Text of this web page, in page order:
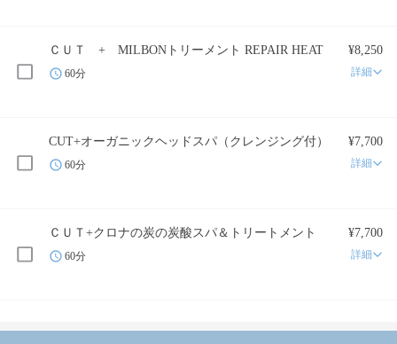
ＣＵＴ + MILBONトリーメント REPAIR HEAT ¥8,250
60分 詳細
CUT+オーガニックヘッドスパ（クレンジング付） ¥7,700
60分 詳細
ＣＵＴ+クロナの炭の炭酸スパ＆トリートメント ¥7,700
60分 詳細